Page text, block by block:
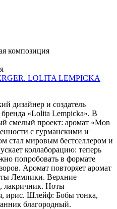
композиция
LOLITA LEMPICKA
дизайнер и создатель
«Lolita Lempicka». В
смелый проект: аромат «Mon
с гурманскими и
стал мировым бестселлером и
коллаборацию: теперь
попробовать в формате
Аромат повторяет аромат
Лемпики. Верхние
лакричник. Ноты
ирис. Шлейф: Бобы тонка,
благородный.